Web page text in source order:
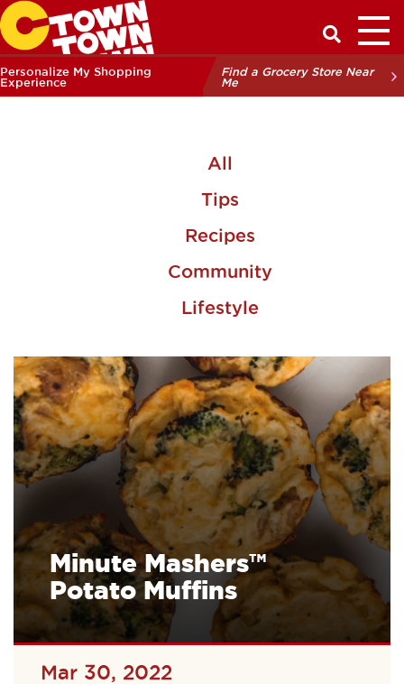
Have a
Personalize My Shopping
Experience
Find a Grocery Store Near
Me
All
Tips
Recipes
Community
Lifestyle
Minute Mashers™
Potato Muffins
Mar 30, 2022